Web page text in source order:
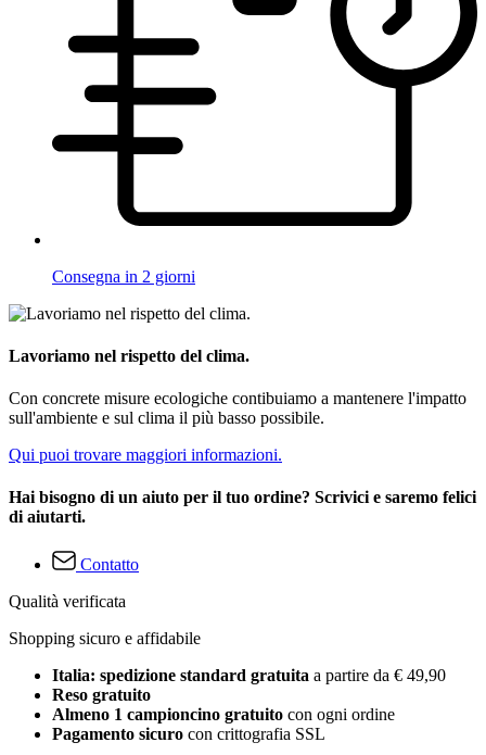
Consegna in 2 giorni
Lavoriamo nel rispetto del clima.
Con concrete misure ecologiche contibuiamo a mantenere l'impatto
sull'ambiente e sul clima il più basso possibile.
Qui puoi trovare maggiori informazioni.
Hai bisogno di un aiuto per il tuo ordine? Scrivici e saremo felici
di aiutarti.
Contatto
Qualità verificata
Shopping sicuro e affidabile
Italia: spedizione standard gratuita a partire da € 49,90
Reso gratuito
Almeno 1 campioncino gratuito con ogni ordine
Pagamento sicuro con crittografia SSL